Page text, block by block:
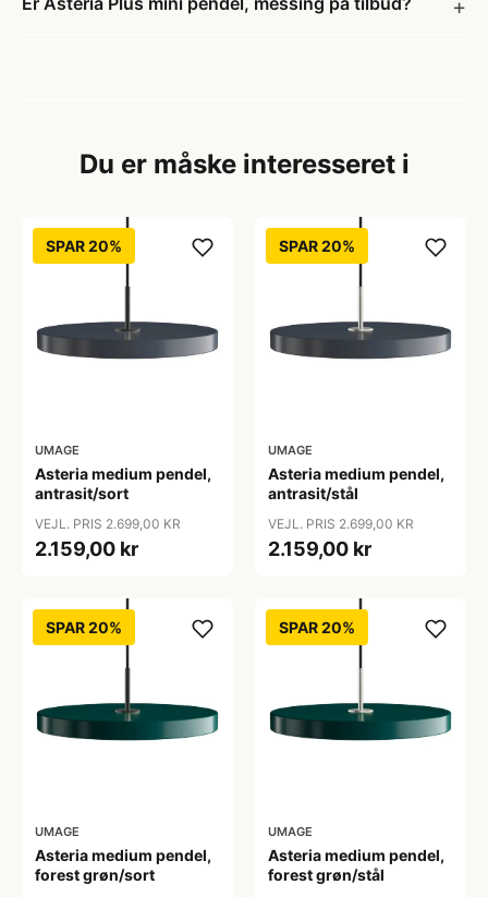
Du er måske interesseret i
SPAR 20%
UMAGE
Asteria medium pendel,
antrasit/sort
VEJL. PRIS 2.699,00 KR
2.159,00 kr
SPAR 20%
UMAGE
Asteria medium pendel,
antrasit/stål
VEJL. PRIS 2.699,00 KR
2.159,00 kr
SPAR 20%
UMAGE
Asteria medium pendel,
forest grøn/sort
SPAR 20%
UMAGE
Asteria medium pendel,
forest grøn/stål